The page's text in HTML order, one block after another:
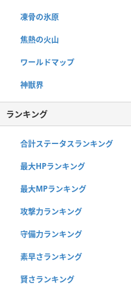
凍骨の氷原
焦熱の火山
ワールドマップ
神獣界
ランキング
合計ステータスランキング
最大HPランキング
最大MPランキング
攻撃力ランキング
守備力ランキング
素早さランキング
賢さランキング